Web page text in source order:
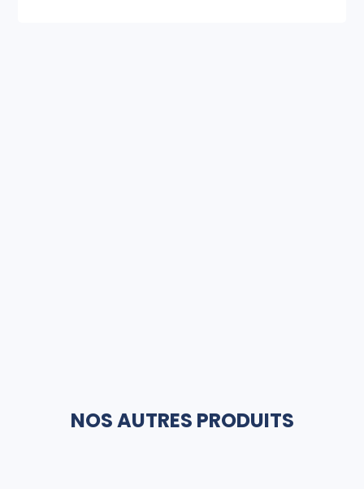
NOS AUTRES PRODUITS